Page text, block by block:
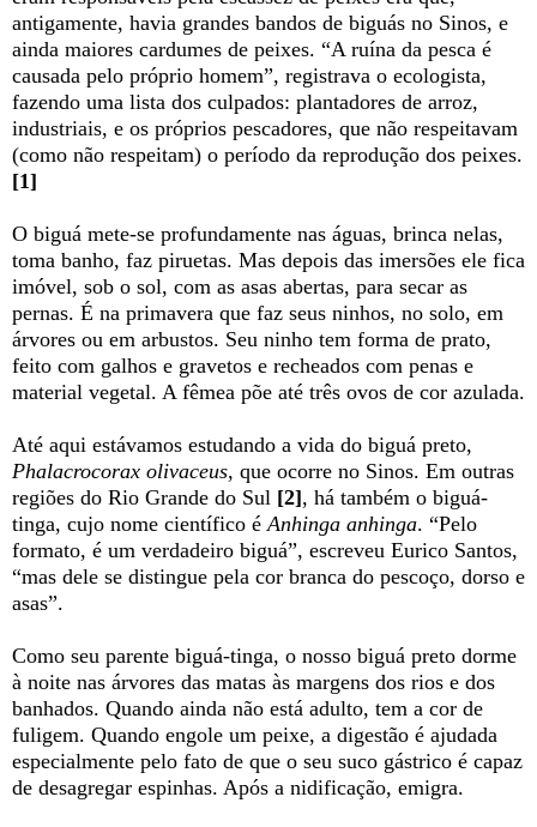
antigamente, havia grandes bandos de biguás no Sinos, e
ainda maiores cardumes de peixes. “A ruína da pesca é
causada pelo próprio homem”, registrava o ecologista,
fazendo uma lista dos culpados: plantadores de arroz,
industriais, e os próprios pescadores, que não respeitavam
(como não respeitam) o período da reprodução dos peixes.
[1]
O biguá mete-se profundamente nas águas, brinca nelas,
toma banho, faz piruetas. Mas depois das imersões ele fica
imóvel, sob o sol, com as asas abertas, para secar as
pernas. É na primavera que faz seus ninhos, no solo, em
árvores ou em arbustos. Seu ninho tem forma de prato,
feito com galhos e gravetos e recheados com penas e
material vegetal. A fêmea põe até três ovos de cor azulada.
Até aqui estávamos estudando a vida do biguá preto,
Phalacrocorax olivaceus, que ocorre no Sinos. Em outras
regiões do Rio Grande do Sul [2], há também o biguá-
tinga, cujo nome científico éAnhinga anhinga. “Pelo
formato, é um verdadeiro biguá”, escreveu Eurico Santos,
“mas dele se distingue pela cor branca do pescoço, dorso e
asas”.
Como seu parente biguá-tinga, o nosso biguá preto dorme
à noite nas árvores das matas às margens dos rios e dos
banhados. Quando ainda não está adulto, tem a cor de
fuligem. Quando engole um peixe, a digestão é ajudada
especialmente pelo fato de que o seu suco gástrico é capaz
de desagregar espinhas. Após a nidificação, emigra.